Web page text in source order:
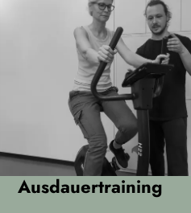
Ausdauertraining